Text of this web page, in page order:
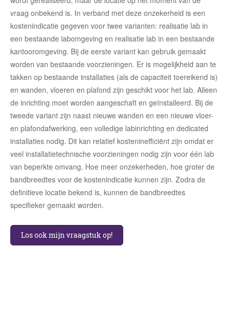
vraag onbekend is. In verband met deze onzekerheid is een
kostenindicatie gegeven voor twee varianten: realisatie lab in
een bestaande labomgeving en realisatie lab in een bestaande
kantooromgeving. Bij de eerste variant kan gebruik gemaakt
worden van bestaande voorzieningen. Er is mogelijkheid aan te
takken op bestaande installaties (als de capaciteit toereikend is)
en wanden, vloeren en plafond zijn geschikt voor het lab. Alleen
de inrichting moet worden aangeschaft en geïnstalleerd. Bij de
tweede variant zijn naast nieuwe wanden en een nieuwe vloer-
en plafondafwerking, een volledige labinrichting en dedicated
installaties nodig. Dit kan relatief kosteninefficiënt zijn omdat er
veel installatietechnische voorzieningen nodig zijn voor één lab
van beperkte omvang. Hoe meer onzekerheden, hoe groter de
bandbreedtes voor de kostenindicatie kunnen zijn. Zodra de
definitieve locatie bekend is, kunnen de bandbreedtes
specifieker gemaakt worden.
Los ook mijn vraagstuk op!